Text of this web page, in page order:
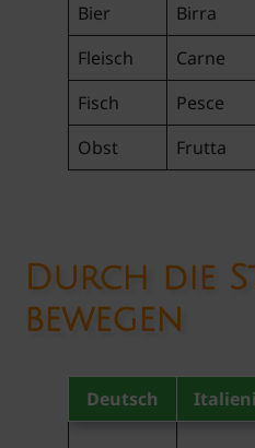
Bier
Birra
Fleisch
Carne
Fisch
Pesce
Obst
Frutta
Durch die
bewegen
Deutsch